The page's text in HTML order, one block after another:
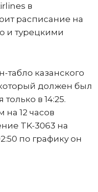
в
расписание на
и турецкими
казанского
должен был
в 14:25.
на 12 часов
TK-3063 на
по графику он